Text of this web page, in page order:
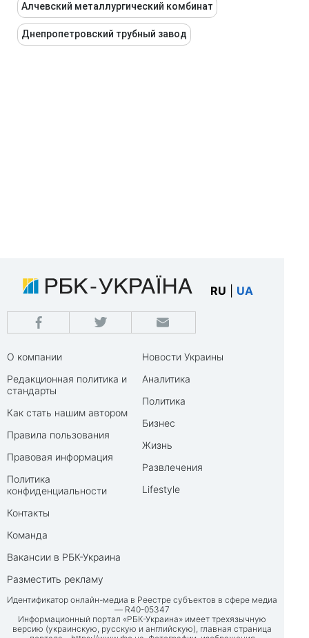
Алчевский металлургический комбинат
Днепропетровский трубный завод
RU UA
О компании
Редакционная политика и
стандарты
Как стать нашим автором
Правила пользования
Правовая информация
Политика
конфиденциальности
Контакты
Команда
Вакансии в РБК-Украина
Разместить рекламу
Новости Украины
Аналитика
Политика
Бизнес
Жизнь
Развлечения
Lifestyle
Идентификатор онлайн-медиа в Реестре субъектов в сфере медиа
— R40-05347
Информационный портал «РБК-Украина» имеет трехязычную
версию (украинскую, русскую и английскую), главная страница